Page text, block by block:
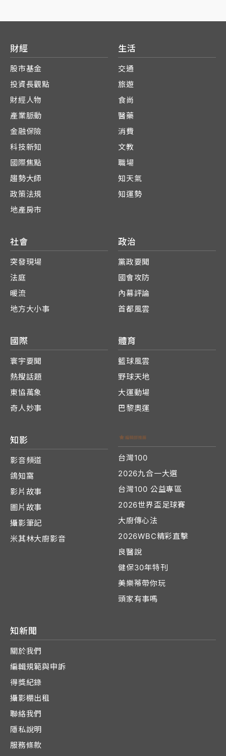
財經
股市基金
投資長觀點
財經人物
產業脈動
金融保險
科技新知
國際焦點
趨勢大師
政策法規
地產房市
生活
交通
旅遊
食尚
醫藥
消費
文教
職場
知天氣
知運勢
社會
突發現場
法庭
暖流
地方大小事
政治
黨政要聞
國會攻防
內幕評論
首都風雲
國際
寰宇要聞
熱搜話題
東協萬象
奇人妙事
體育
籃球風雲
野球天地
大運動場
巴黎奧運
知影
影音頻道
鴿知窩
影片故事
圖片故事
攝影筆記
米其林大廚影音
台灣100
2026九合一大選
台灣100 公益專區
2026世界盃足球賽
大廚傳心法
2026WBC精彩直擊
良醫說
健保30年特刊
美樂蒂帶你玩
頭家有事嗎
知新聞
關於我們
編輯規範與申訴
得獎紀錄
攝影棚出租
聯絡我們
隱私說明
服務條款